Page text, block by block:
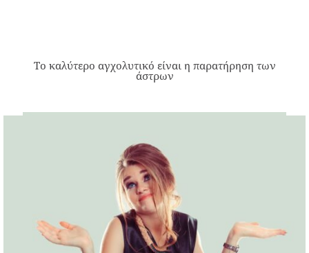
Το καλύτερο αγχολυτικό είναι η παρατήρηση των
άστρων